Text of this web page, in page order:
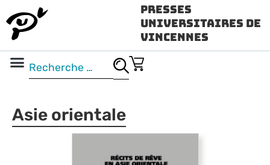
Presses
Universitaires de
Vincennes
Asie orientale